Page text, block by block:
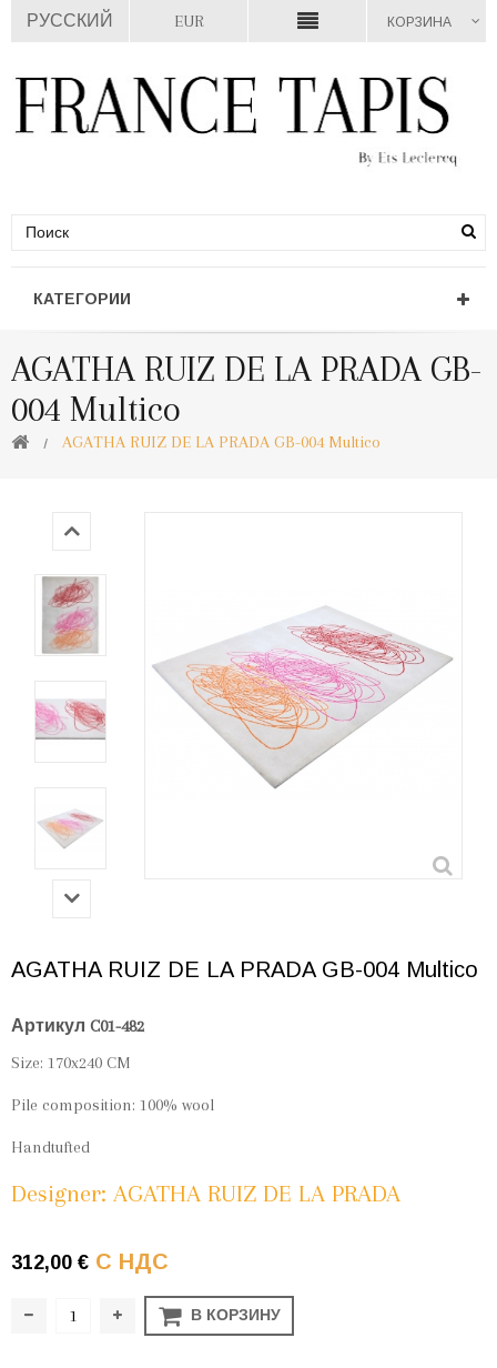
РУССКИЙ EUR КОРЗИНА
КАТЕГОРИИ
AGATHA RUIZ DE LA PRADA GB-
004 Multico
AGATHA RUIZ DE LA PRADA GB-004 Multico
AGATHA RUIZ DE LA PRADA GB-004 Multico
Артикул C01-482
Size: 170x240 CM
Pile composition: 100% wool
Handtufted
Designer: AGATHA RUIZ DE LA PRADA
312,00 € С НДС
В КОРЗИНУ